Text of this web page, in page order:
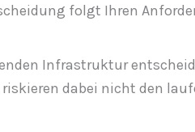
folgt Ihren
Infrastruktur
dabei nicht den